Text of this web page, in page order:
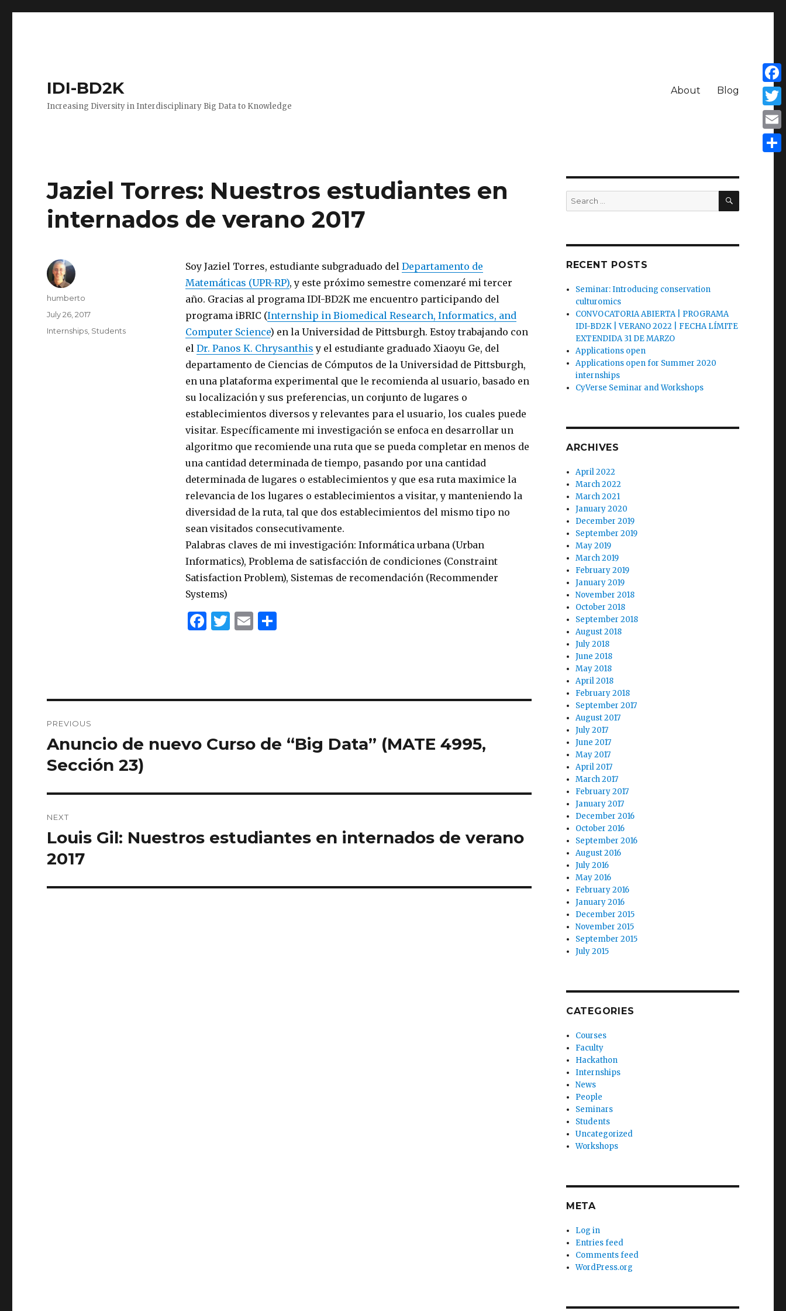
IDI-BD2K
Increasing Diversity in Interdisciplinary Big Data to Knowledge
About Blog
Jaziel Torres: Nuestros estudiantes en
internados de verano 2017
Soy Jaziel Torres, estudiante subgraduado del Departamento de
Matemáticas (UPR-RP), y este próximo semestre comenzaré mi tercer
año. Gracias al programa IDI-BD2K me encuentro participando del
programa iBRIC (Internship in Biomedical Research, Informatics, and
Computer Science) en la Universidad de Pittsburgh. Estoy trabajando con
el Dr. Panos K. Chrysanthis y el estudiante graduado Xiaoyu Ge, del
departamento de Ciencias de Cómputos de la Universidad de Pittsburgh,
en una plataforma experimental que le recomienda al usuario, basado en
su localización y sus preferencias, un conjunto de lugares o
establecimientos diversos y relevantes para el usuario, los cuales puede
visitar. Específicamente mi investigación se enfoca en desarrollar un
algoritmo que recomiende una ruta que se pueda completar en menos de
una cantidad determinada de tiempo, pasando por una cantidad
determinada de lugares o establecimientos y que esa ruta maximice la
relevancia de los lugares o establecimientos a visitar, y manteniendo la
diversidad de la ruta, tal que dos establecimientos del mismo tipo no
sean visitados consecutivamente.
Palabras claves de mi investigación: Informática urbana (Urban
Informatics), Problema de satisfacción de condiciones (Constraint
Satisfaction Problem), Sistemas de recomendación (Recommender
Systems)
F
b
o
k
T
r
E S
Author
humberto
Posted
July 26, 2017
Categories
Internships Students
navigation
PREVIOUS
Previous
post:
Anuncio de nuevo Curso de “Big Data” (MATE 4995,
Sección 23)
NEXT
Next
post:
Louis Gil: Nuestros estudiantes en internados de verano
2017
Search
for:
SEARCH
RECENT POSTS
Seminar: Introducing conservation
culturomics
CONVOCATORIA ABIERTA | PROGRAMA
IDI-BD2K | VERANO 2022 | FECHA LÍMITE
EXTENDIDA 31 DE MARZO
Applications open
Applications open for Summer 2020
internships
CyVerse Seminar and Workshops
ARCHIVES
April 2022
March 2022
March 2021
January 2020
December 2019
September 2019
May 2019
March 2019
February 2019
January 2019
November 2018
October 2018
September 2018
August 2018
July 2018
June 2018
May 2018
April 2018
February 2018
September 2017
August 2017
July 2017
June 2017
May 2017
April 2017
March 2017
February 2017
January 2017
December 2016
October 2016
September 2016
August 2016
July 2016
May 2016
February 2016
January 2016
December 2015
November 2015
September 2015
July 2015
CATEGORIES
Courses
Faculty
Hackathon
Internships
News
People
Seminars
Students
Uncategorized
Workshops
META
Log in
Entries feed
Comments feed
WordPress.org